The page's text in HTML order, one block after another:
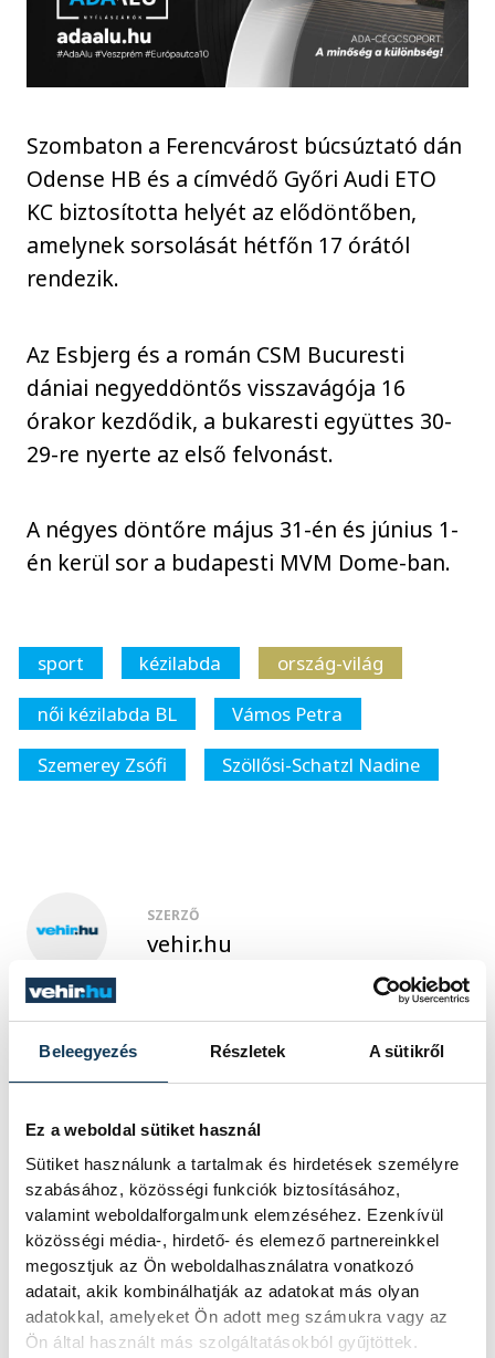
Beleegyezés Részletek A sütikről
Ez a weboldal sütiket használ
Sütiket használunk a tartalmak és hirdetések személyre
szabásához, közösségi funkciók biztosításához,
valamint weboldalforgalmunk elemzéséhez. Ezenkívül
közösségi média-, hirdető- és elemező partnereinkkel
megosztjuk az Ön weboldalhasználatra vonatkozó
adatait, akik kombinálhatják az adatokat más olyan
adatokkal, amelyeket Ön adott meg számukra vagy az
Ön által használt más szolgáltatásokból gyűjtöttek.
Szombaton a Ferencvárost búcsúztató dán
Odense HB és a címvédő Győri Audi ETO
KC biztosította helyét az elődöntőben,
amelynek sorsolását hétfőn 17 órától
rendezik.
Az Esbjerg és a román CSM Bucuresti
dániai negyeddöntős visszavágója 16
órakor kezdődik, a bukaresti együttes 30-
29-re nyerte az első felvonást.
A négyes döntőre május 31-én és június 1-
én kerül sor a budapesti MVM Dome-ban.
sport kézilabda
ország-világ
női kézilabda BL
Vámos Petra
Szemerey Zsófi
Szöllősi-Schatzl Nadine
SZERZŐ
vehir.hu